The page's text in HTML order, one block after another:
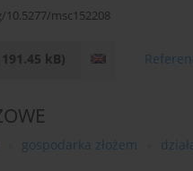
msc152208
kB)
gospodarka złożem